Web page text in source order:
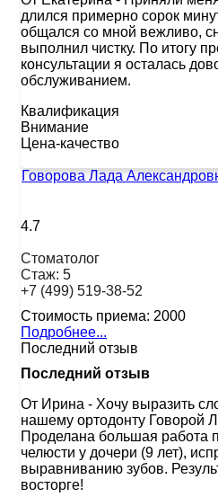
длился примерно сорок
общался со мной вежливо,
выполнил чистку. По итогу
консультации я осталась
обслуживанием.
Квалификация
Внимание
Цена-качество
Говорова Лада
4.7
Стоматолог
Стаж: 5
+7 (499) 519-38-52
Стоимость приема: 2000
Подробнее...
Последний отзыв
Последний отзыв
От Ирина - Хочу выразить
нашему ортодонту Говорой
Проделана большая работа
челюсти у дочери (9 лет),
выравниванию зубов.
восторге!